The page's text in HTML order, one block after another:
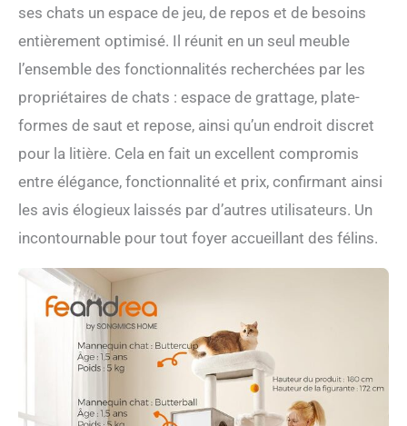
ses chats un espace de jeu, de repos et de besoins
entièrement optimisé. Il réunit en un seul meuble
l’ensemble des fonctionnalités recherchées par les
propriétaires de chats : espace de grattage, plate-
formes de saut et repose, ainsi qu’un endroit discret
pour la litière. Cela en fait un excellent compromis
entre élégance, fonctionnalité et prix, confirmant ainsi
les avis élogieux laissés par d’autres utilisateurs. Un
incontournable pour tout foyer accueillant des félins.